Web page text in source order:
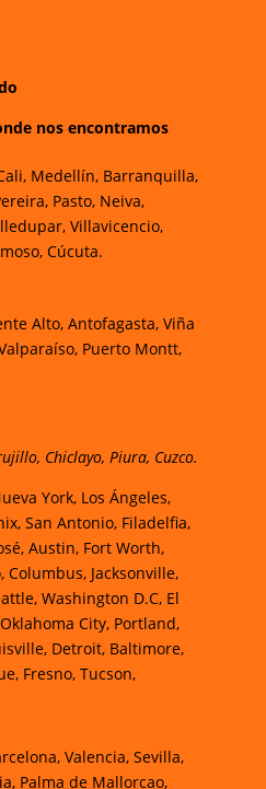
nos encontramos
Medellín, Barranquilla,
Pasto, Neiva,
Villavicencio,
Cúcuta.
Alto, Antofagasta, Viña
Puerto Montt,
, Chiclayo, Piura, Cuzco.
York, Los Ángeles,
San Antonio, Filadelfia,
Austin, Fort Worth,
Columbus, Jacksonville,
Washington D.C, El
City, Portland,
Detroit, Baltimore,
Fresno, Tucson,
Valencia, Sevilla,
Palma de Mallorcao,